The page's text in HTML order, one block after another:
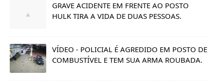
GRAVE ACIDENTE EM FRENTE AO POSTO
HULK TIRA A VIDA DE DUAS PESSOAS.
VÍDEO - POLICIAL É AGREDIDO EM POSTO DE
COMBUSTÍVEL E TEM SUA ARMA ROUBADA.